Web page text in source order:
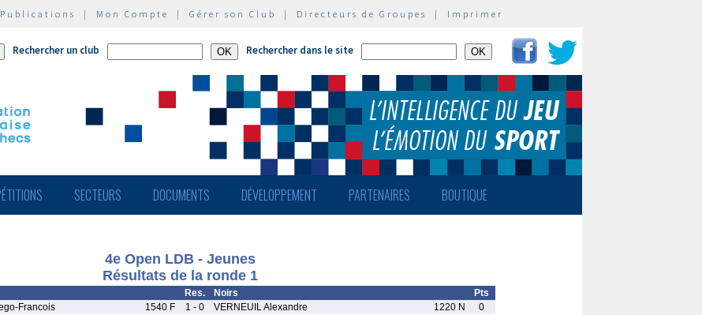
Publications | Mon Compte | Gérer son Club | Directeurs de Groupes | Imprimer
Rechercher un club Rechercher dans le site
SECTEURS DOCUMENTS DÉVELOPPEMENT PARTENAIRES BOUTIQUE
4e Open LDB - Jeunes
Résultats de la ronde 1
Res. Noirs
Pts
Francois 1540 F 1 - 0 VERNEUIL Alexandre 1220 N
0